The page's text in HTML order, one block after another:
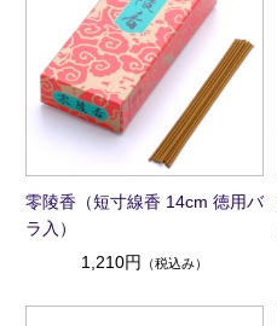
零陵香（短寸線香 14cm 徳用バ
ラ入）
1,210円
（税込み）